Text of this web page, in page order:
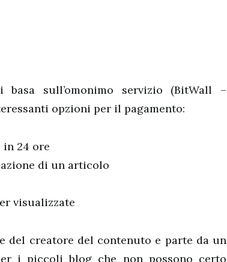
sull’omonimo servizio (BitWall –
opzioni per il pagamento:
24 ore
di un articolo
visualizzate
del creatore del contenuto e parte da un
i piccoli blog che non possono certo